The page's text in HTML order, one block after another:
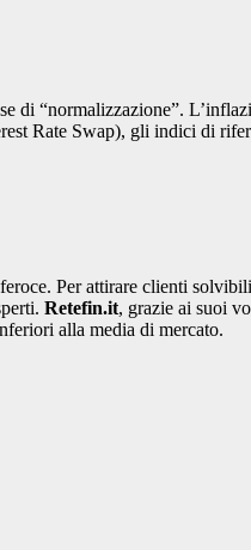
di “normalizzazione”.
Rate Swap), gli indici di
Per attirare clienti
Retefin.it, grazie ai suoi
alla media di mercato.